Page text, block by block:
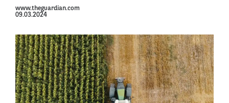
www.theguardian.com
09.03.2024